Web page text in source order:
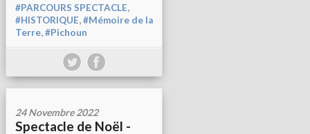
#PARCOURS SPECTACLE,
#HISTORIQUE,#Mémoire de la
Terre,#Pichoun
24 Novembre 2022
Spectacle de Noël -